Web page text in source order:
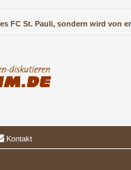
FC St. Pauli, sondern wird von
Kontakt